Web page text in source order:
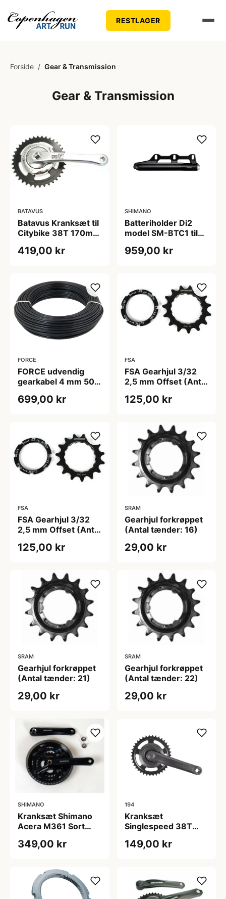
RESTLAGER
Forside / Gear & Transmission
Gear & Transmission
BATAVUS
Batavus Kranksæt til
Citybike 38T 170mm
419,00 kr
SHIMANO
Batteriholder Di2
model SM-BTC1 til
(Til batteri SM-
959,00 kr
FORCE
FORCE udvendig
gearkabel 4 mm 50
699,00 kr
FSA
FSA Gearhjul 3/32
2,5 mm Offset (Antal
125,00 kr
FSA
FSA Gearhjul 3/32
2,5 mm Offset (Antal
125,00 kr
SRAM
Gearhjul forkrøppet
(Antal tænder: 16)
29,00 kr
SRAM
Gearhjul forkrøppet
(Antal tænder: 21)
29,00 kr
SRAM
Gearhjul forkrøppet
(Antal tænder: 22)
29,00 kr
SHIMANO
Kranksæt Shimano
Acera M361 Sort
tands 175 mm
349,00 kr
194
Kranksæt
Singlespeed 38T
149,00 kr